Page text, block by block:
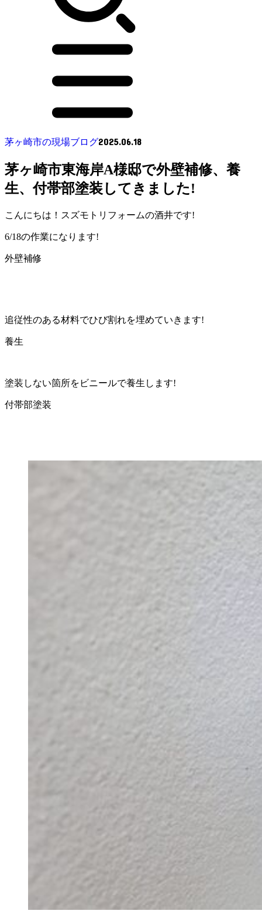
茅ヶ崎市の現場ブログ2025.06.18
茅ヶ崎市東海岸A様邸で外壁補修、養
生、付帯部塗装してきました!
こんにちは！スズモトリフォームの酒井です!
6/18の作業になります!
外壁補修
追従性のある材料でひび割れを埋めていきます!
養生
塗装しない箇所をビニールで養生します!
付帯部塗装